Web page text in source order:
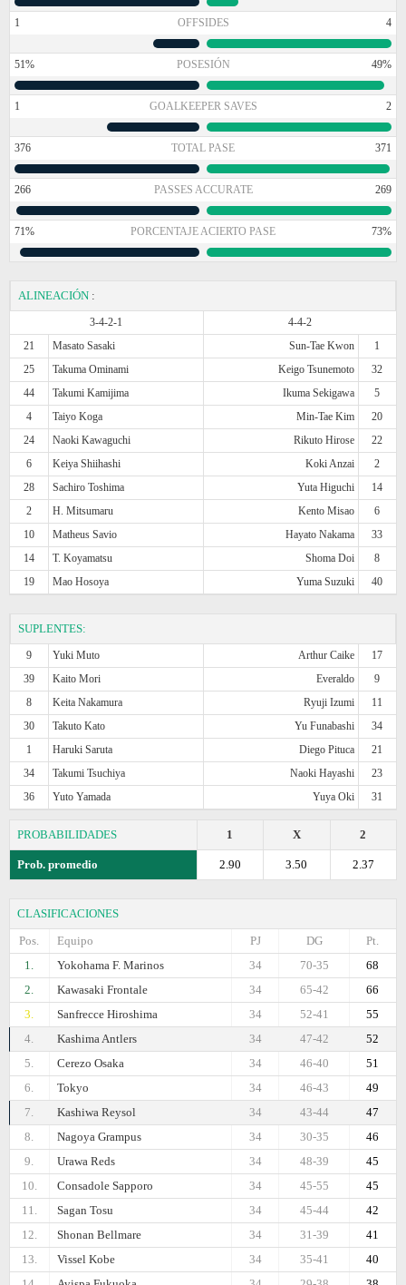
1 OFFSIDES 4
51% POSESIÓN 49%
1 GOALKEEPER SAVES 2
376 TOTAL PASE 371
266 PASSES ACCURATE 269
71% PORCENTAJE ACIERTO PASE 73%
ALINEACIÓN :
3-4-2-1
4-4-2
21
Masato Sasaki Sun-Tae Kwon
1
25
Takuma Ominami Keigo Tsunemoto
32
44
Takumi Kamijima Ikuma Sekigawa
5
4
Taiyo Koga Min-Tae Kim
20
24
Naoki Kawaguchi Rikuto Hirose
22
6
Keiya Shiihashi Koki Anzai
2
28
Sachiro Toshima Yuta Higuchi
14
2
H. Mitsumaru Kento Misao
6
10
Matheus Savio Hayato Nakama
33
14
T. Koyamatsu Shoma Doi
8
19
Mao Hosoya Yuma Suzuki 40
SUPLENTES:
9 Yuki Muto Arthur Caike
17
39
Kaito Mori Everaldo
9
8
Keita Nakamura Ryuji Izumi
11
30
Takuto Kato Yu Funabashi
34
1
Haruki Saruta Diego Pituca
21
34
Takumi Tsuchiya Naoki Hayashi
23
36
Yuto Yamada Yuya Oki 31
PROBABILIDADES 2
X
1
Prob. promedio 2.37
3.50
2.90
CLASIFICACIONES
Pos.
Equipo Pt.
DG
PJ
1.
Yokohama F. Marinos 68
70-35
34
2.
Kawasaki Frontale 66
65-42
34
3.
Sanfrecce Hiroshima 55
52-41
34
4.
Kashima Antlers 52
47-42
34
5.
Cerezo Osaka 51
46-40
34
6.
Tokyo 49
46-43
34
7.
Kashiwa Reysol 47
43-44
34
8.
Nagoya Grampus 46
30-35
34
9.
Urawa Reds 45
48-39
34
10.
Consadole Sapporo 45
45-55
34
11.
Sagan Tosu 42
45-44
34
12.
Shonan Bellmare 41
31-39
34
13.
Vissel Kobe 40
35-41
34